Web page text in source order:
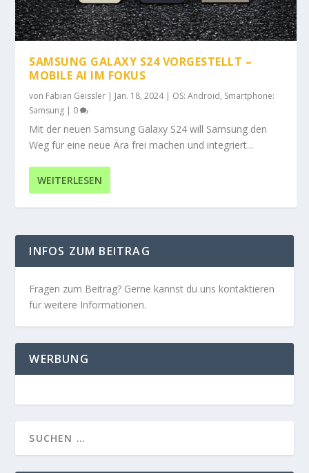
SAMSUNG GALAXY S24 VORGESTELLT –
MOBILE AI IM FOKUS
von Fabian Geissler | Jan. 18, 2024| OS: Android, Smartphone:
Samsung | 0
Mit der neuen Samsung Galaxy S24 will Samsung den
Weg für eine neue Ära frei machen und integriert...
WEITERLESEN
INFOS ZUM BEITRAG
Fragen zum Beitrag? Gerne kannst du uns kontaktieren
für weitere Informationen.
WERBUNG